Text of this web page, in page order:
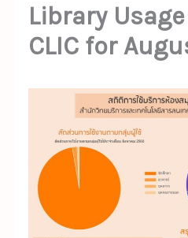
Library
CLIC for